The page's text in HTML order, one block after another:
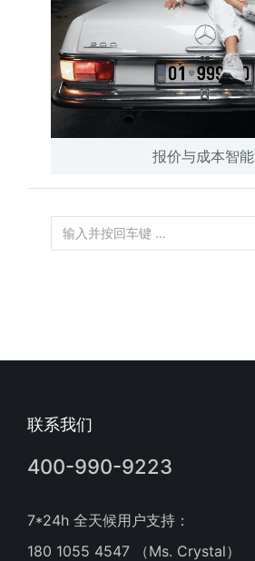
报价与成本智能
联系我们
400-990-9223
7*24h 全天候用户支持：
180 1055 4547 （Ms. Crystal）